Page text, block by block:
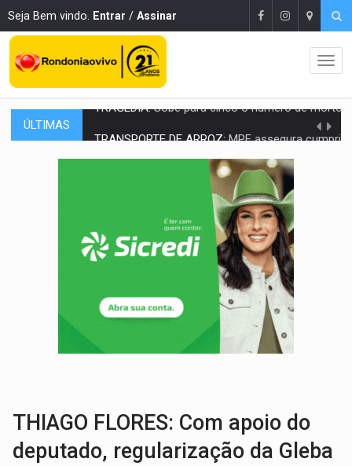
Seja Bem vindo. Entrar / Assinar
ÚLTIMAS MPF assegura cumprimento da legislação sobre
DEEPFAKE:Sancionada lei contra violência sexual infantil na
Brasil e Rússia discutem energia nuclear, defesa e
Colisão entre caminhão e carro deixa quatro mortos e um em
ENCONTRO:Amazônia Negra ganha projeção nacional com participação de
Porto Velho tem chances de chuvas isoladas nesta
SINDICATOS UNIDOS: Assembleia Geral delibera greve da educação
PROCESSO SELETIVO: Rondoniaovivo abre oficina de Comunicação com
THIAGO FLORES: Com apoio do
deputado, regularização da Gleba